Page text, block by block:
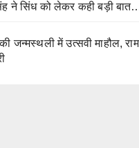
ने सिंध को लेकर कही बड़ी
की जन्मस्थली में उत्सवी माहौल,